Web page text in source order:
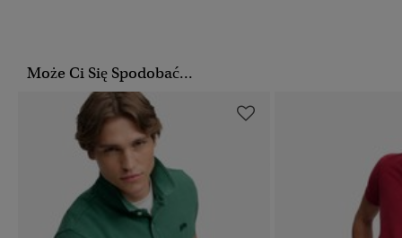
Może Ci Się Spodobać...